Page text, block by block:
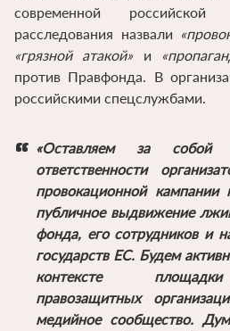
современной
расследования назвали
«грязной атакой» и
против Правфонда. В
российскими спецслужбами.
«Оставляем за
ответственности
провокационной
публичное выдвижение
фонда, его сотрудников и
государств ЕС. Будем
контексте
правозащитных
медийное сообщество.